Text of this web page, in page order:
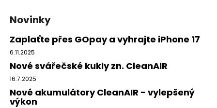
Novinky
Zaplaťte přes GOpay a vyhrajte iPhone 17
6.11.2025
Nové svářečské kukly zn. CleanAIR
16.7.2025
Nové akumulátory CleanAIR - vylepšený
výkon